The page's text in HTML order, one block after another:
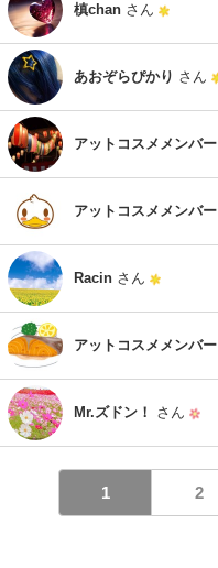
槙chan さん
あおぞらぴかり さん
アットコスメメンバー
アットコスメメンバー
Racin さん
アットコスメメンバー
Mr.ズドン！ さん
1 2